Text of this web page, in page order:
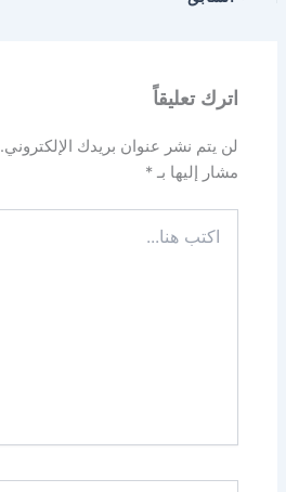
اترك تعليقاً
لن يتم نشر عنوان بريدك الإلكتروني.
مشار إليها بـ*
هنا...